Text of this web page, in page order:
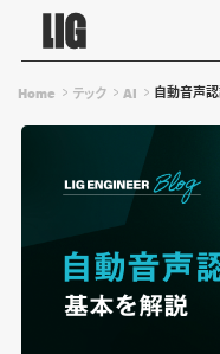
Home テック AI 自動音声認